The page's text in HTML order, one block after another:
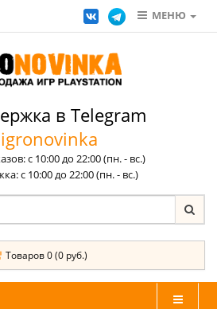
МЕНЮ
в Telegram
с 10:00 до 22:00 (пн. - вс.)
с 10:00 до 22:00 (пн. - вс.)
Товаров 0 (0 руб.)